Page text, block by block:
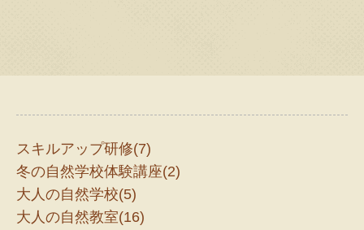
スキルアップ研修(7)
冬の自然学校体験講座(2)
大人の自然学校(5)
大人の自然教室(16)